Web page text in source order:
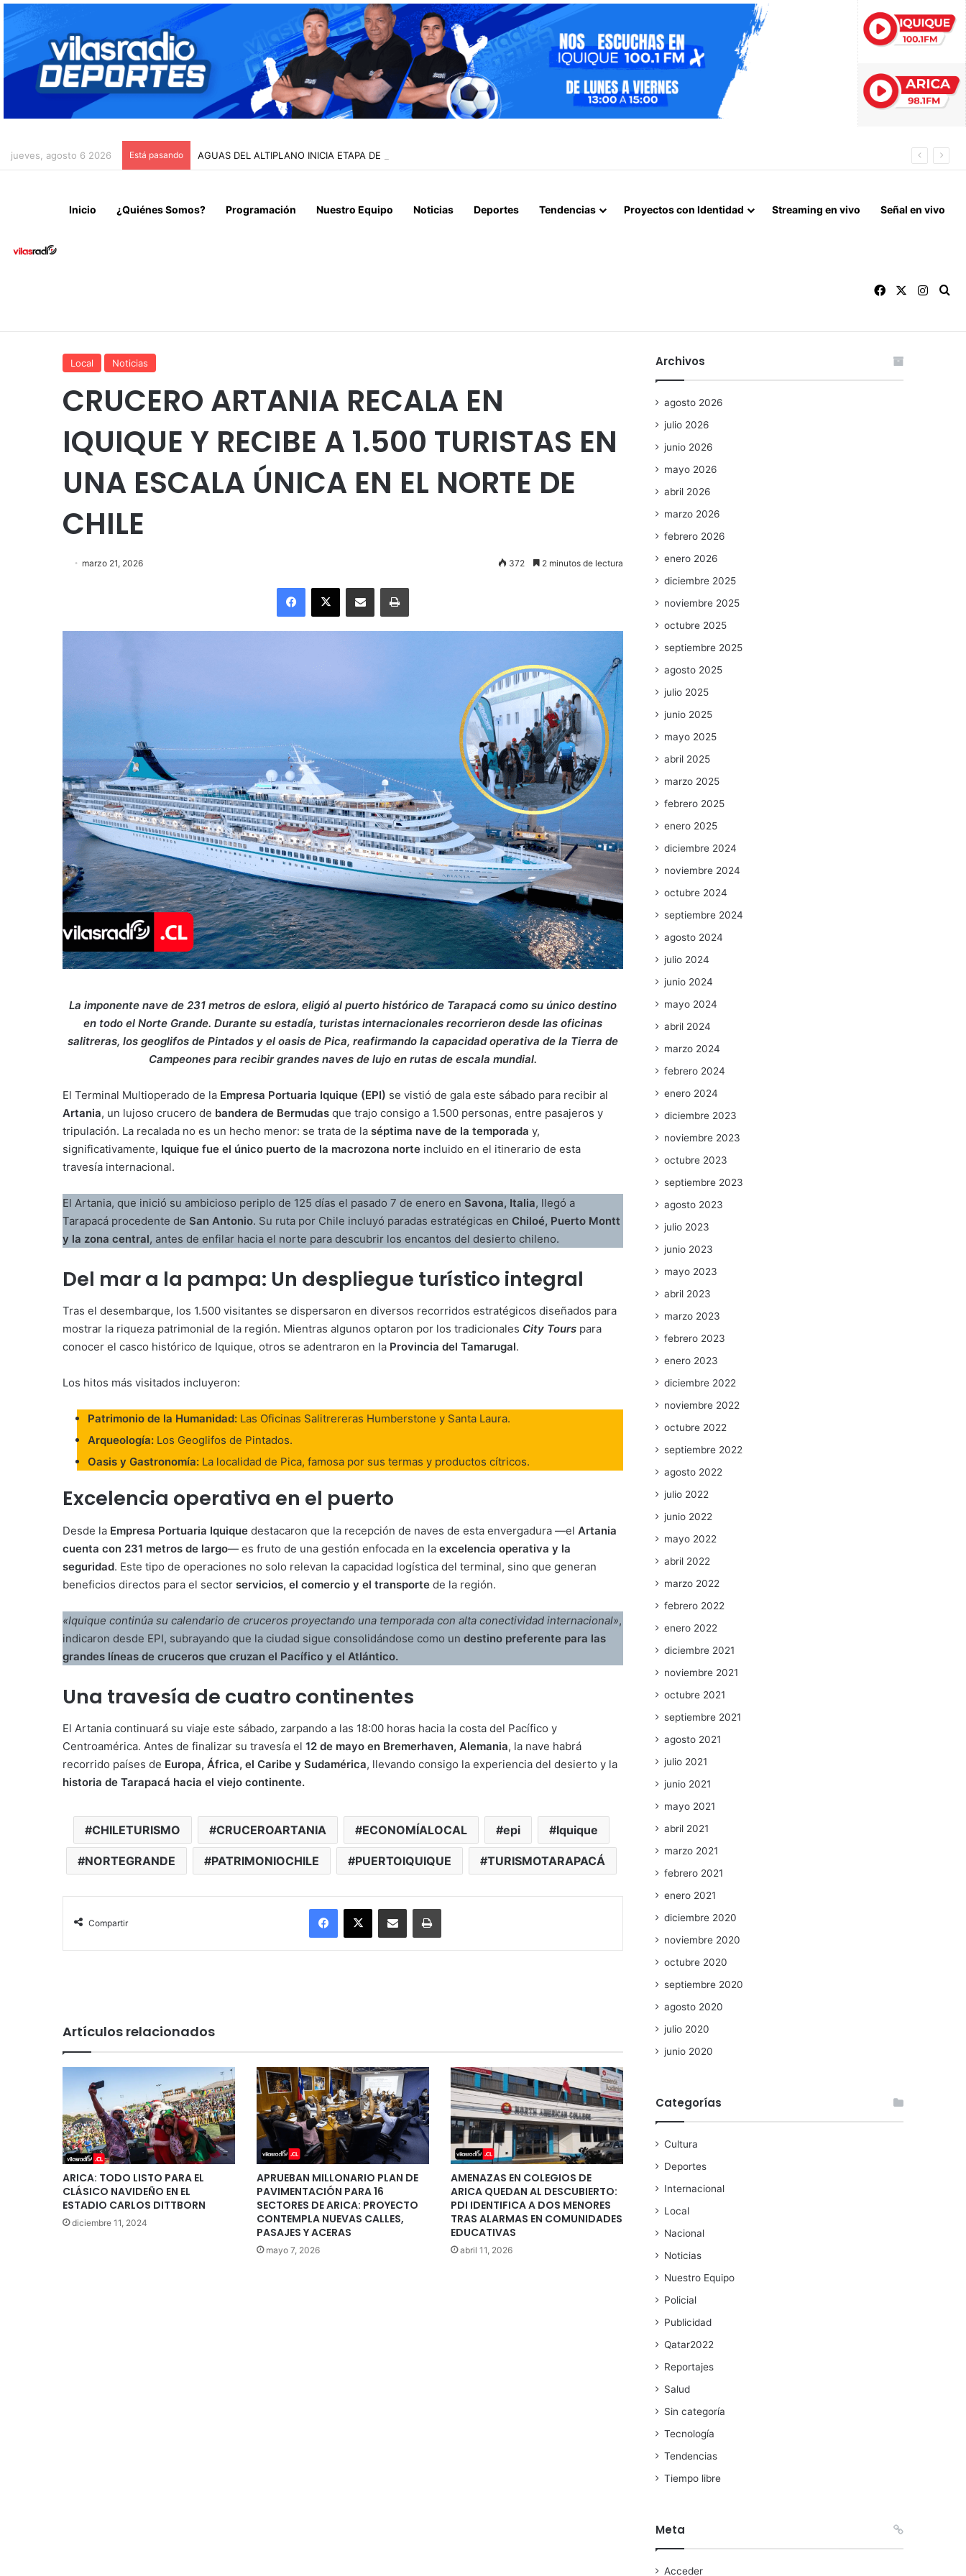
jueves, agosto 6 2026 Está pasando AGUAS DEL ALTIPLANO INICIA ETAPA DE REMOCIÓN DE PAVIMENTO EN AVENIDA ARTURO PRAT
Inicio ¿Quiénes Somos? Programación Nuestro Equipo Noticias Deportes Tendencias Proyectos con Identidad Streaming en vivo Señal en vivo
Facebook
Local Noticias
CRUCERO ARTANIA RECALA EN
IQUIQUE Y RECIBE A 1.500 TURISTAS EN
UNA ESCALA ÚNICA EN EL NORTE DE
CHILE
marzo 21, 2026 372 2 minutos de lectura
Facebook
X Enviar vía email Imprimir
La imponente nave de 231 metros de eslora, eligió al puerto histórico de Tarapacá como su único destino
en todo el Norte Grande. Durante su estadía, turistas internacionales recorrieron desde las oficinas
salitreras, los geoglifos de Pintados y el oasis de Pica, reafirmando la capacidad operativa de la Tierra de
Campeones para recibir grandes naves de lujo en rutas de escala mundial.
El Terminal Multioperado de la Empresa Portuaria Iquique (EPI) se vistió de gala este sábado para recibir al
Artania, un lujoso crucero de bandera de Bermudas que trajo consigo a 1.500 personas, entre pasajeros y
tripulación. La recalada no es un hecho menor: se trata de la séptima nave de la temporada y,
significativamente, Iquique fue el único puerto de la macrozona norte incluido en el itinerario de esta
travesía internacional.
El Artania, que inició su ambicioso periplo de 125 días el pasado 7 de enero en Savona, Italia, llegó a
Tarapacá procedente de San Antonio. Su ruta por Chile incluyó paradas estratégicas en Chiloé, Puerto Montt
y la zona central, antes de enfilar hacia el norte para descubrir los encantos del desierto chileno.
Del mar a la pampa: Un despliegue turístico integral
Tras el desembarque, los 1.500 visitantes se dispersaron en diversos recorridos estratégicos diseñados para
mostrar la riqueza patrimonial de la región. Mientras algunos optaron por los tradicionales City Tours para
conocer el casco histórico de Iquique, otros se adentraron en la Provincia del Tamarugal.
Los hitos más visitados incluyeron:
Patrimonio de la Humanidad: Las Oficinas Salitrereras Humberstone y Santa Laura.
Arqueología: Los Geoglifos de Pintados.
Oasis y Gastronomía: La localidad de Pica, famosa por sus termas y productos cítricos.
Excelencia operativa en el puerto
Desde la Empresa Portuaria Iquique destacaron que la recepción de naves de esta envergadura —el Artania
cuenta con 231 metros de largo— es fruto de una gestión enfocada en la excelencia operativa y la
seguridad. Este tipo de operaciones no solo relevan la capacidad logística del terminal, sino que generan
beneficios directos para el sector servicios, el comercio y el transporte de la región.
«Iquique continúa su calendario de cruceros proyectando una temporada con alta conectividad internacional»,
indicaron desde EPI, subrayando que la ciudad sigue consolidándose como un destino preferente para las
grandes líneas de cruceros que cruzan el Pacífico y el Atlántico.
Una travesía de cuatro continentes
El Artania continuará su viaje este sábado, zarpando a las 18:00 horas hacia la costa del Pacífico y
Centroamérica. Antes de finalizar su travesía el 12 de mayo en Bremerhaven, Alemania, la nave habrá
recorrido países de Europa, África, el Caribe y Sudamérica, llevando consigo la experiencia del desierto y la
historia de Tarapacá hacia el viejo continente.
CHILETURISMO CRUCEROARTANIA ECONOMÍALOCAL epi Iquique
NORTEGRANDE PATRIMONIOCHILE PUERTOIQUIQUE TURISMOTARAPACÁ
Compartir
Facebook
X Enviar vía email Imprimir
Artículos relacionados
ARICA: TODO LISTO PARA EL
CLÁSICO NAVIDEÑO EN EL
ESTADIO CARLOS DITTBORN
diciembre 11, 2024
APRUEBAN MILLONARIO PLAN DE
PAVIMENTACIÓN PARA 16
SECTORES DE ARICA: PROYECTO
CONTEMPLA NUEVAS CALLES,
PASAJES Y ACERAS
mayo 7, 2026
AMENAZAS EN COLEGIOS DE
ARICA QUEDAN AL DESCUBIERTO:
PDI IDENTIFICA A DOS MENORES
TRAS ALARMAS EN COMUNIDADES
EDUCATIVAS
abril 11, 2026
Archivos
agosto 2026
julio 2026
junio 2026
mayo 2026
abril 2026
marzo 2026
febrero 2026
enero 2026
diciembre 2025
noviembre 2025
octubre 2025
septiembre 2025
agosto 2025
julio 2025
junio 2025
mayo 2025
abril 2025
marzo 2025
febrero 2025
enero 2025
diciembre 2024
noviembre 2024
octubre 2024
septiembre 2024
agosto 2024
julio 2024
junio 2024
mayo 2024
abril 2024
marzo 2024
febrero 2024
enero 2024
diciembre 2023
noviembre 2023
octubre 2023
septiembre 2023
agosto 2023
julio 2023
junio 2023
mayo 2023
abril 2023
marzo 2023
febrero 2023
enero 2023
diciembre 2022
noviembre 2022
octubre 2022
septiembre 2022
agosto 2022
julio 2022
junio 2022
mayo 2022
abril 2022
marzo 2022
febrero 2022
enero 2022
diciembre 2021
noviembre 2021
octubre 2021
septiembre 2021
agosto 2021
julio 2021
junio 2021
mayo 2021
abril 2021
marzo 2021
febrero 2021
enero 2021
diciembre 2020
noviembre 2020
octubre 2020
septiembre 2020
agosto 2020
julio 2020
junio 2020
Categorías
Cultura
Deportes
Internacional
Local
Nacional
Noticias
Nuestro Equipo
Policial
Publicidad
Qatar2022
Reportajes
Salud
Sin categoría
Tecnología
Tendencias
Tiempo libre
Meta
Acceder